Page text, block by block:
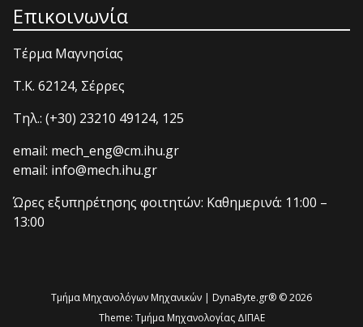
Επικοινωνία
Τέρμα Μαγνησίας
T.K. 62124, Σέρρες
Τηλ.: (+30) 23210 49124, 125
email: mech_eng@cm.ihu.gr
email: info@mech.ihu.gr
Ώρες εξυπηρέτησης φοιτητών: Καθημερινά: 11:00 –
13:00
Τμήμα Μηχανολόγων Μηχανικών | DynaByte.gr® © 2026
Theme: Τμήμα Μηχανολογίας ΔΙΠΑΕ